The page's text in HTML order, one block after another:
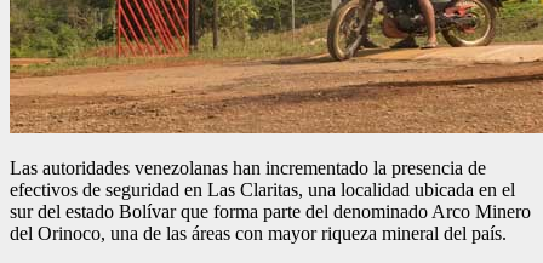
Las autoridades venezolanas han incrementado la presencia de
efectivos de seguridad en Las Claritas, una localidad ubicada en el
sur del estado Bolívar que forma parte del denominado Arco Minero
del Orinoco, una de las áreas con mayor riqueza mineral del país.